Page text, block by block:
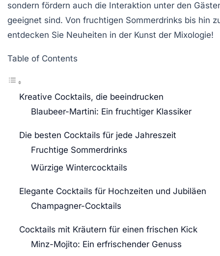
sondern fördern auch die Interaktion unter den
geeignet sind. Von fruchtigen Sommerdrinks bis hin
entdecken Sie Neuheiten in der Kunst der Mixologie!
Table of Contents
Kreative Cocktails, die beeindrucken
Blaubeer-Martini: Ein fruchtiger Klassiker
Die besten Cocktails für jede Jahreszeit
Fruchtige Sommerdrinks
Würzige Wintercocktails
Elegante Cocktails für Hochzeiten und Jubiläen
Champagner-Cocktails
Cocktails mit Kräutern für einen frischen Kick
Minz-Mojito: Ein erfrischender Genuss